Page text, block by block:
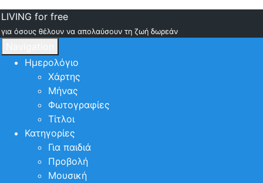
LIVING for free
για όσους θέλουν να απολαύσουν τη ζωή δωρεάν
Ημερολόγιο
Χάρτης
Μήνας
Φωτογραφίες
Τίτλοι
Κατηγορίες
Για παιδιά
Προβολή
Μουσική